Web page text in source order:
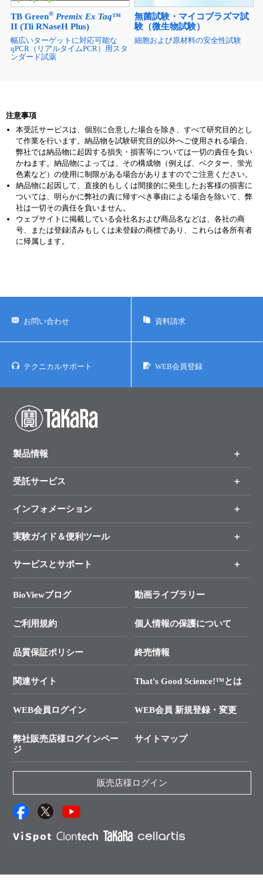
TB Green® Premix Ex Taq™
II (Tli RNaseH Plus)
幅広いターゲットに対応可能な
qPCR（リアルタイムPCR）用スタ
ンダード試薬
無菌試験・マイコプラズマ試
験（微生物試験）
細胞および原材料の安全性試験
注意事項
本受託サービスは、個別に合意した場合を除き、すべて研究目的とし
て作業を行います。納品物を試験研究目的以外へご使用される場合、
弊社では納品物に起因する損失・損害等については一切の責任を負い
かねます。納品物によっては、その構成物（例えば、ベクター、蛍光
色素など）の使用に制限がある場合がありますのでご注意ください。
納品物に起因して、直接的もしくは間接的に発生したお客様の損害に
ついては、明らかに弊社の責に帰すべき事由による場合を除いて、弊
社は一切その責任を負いません。
ウェブサイトに掲載している会社名および商品名などは、各社の商
号、または登録済みもしくは未登録の商標であり、これらは各所有者
に帰属します。
お問い合わせ 資料請求
テクニカルサポート WEB会員登録
製品情報
製品一覧
手法から製品を探す
新製品情報
受託サービス
オンライン注文
インフォメーション
キャンペーン
タカラバイオ各種会員募集のお知らせ
終売製品のお知らせ
価格改定のご案内
技術セミナーのご案内
タカラバイオ発表文献
実験ガイド＆便利ツール
リアルタイムPCR実験のススメ
幹細胞・再生医療研究ガイド
クローニング実験ガイド
SMARTer NGSポータルサイト
プライマー設計
制限酵素切断サイトの検索
ユーザーズボイス集
抗体検索サイト
サービスとサポート
総合お問い合わせ
├ 実験コンシェルジュ
├ 受託サービスお問い合わせ
資料請求 機器関連
資料請求 受託関連
資料請求 核酸抽出・精製カタログ
サンプル請求一覧
プロトコール集
BioViewブログ 動画ライブラリー
ご利用規約 個人情報の保護について
品質保証ポリシー 終売情報
関連サイト That's Good Science!™とは
WEB会員ログイン WEB会員 新規登録・変更
弊社販売店様ログインペー
ジ
サイトマップ
販売店様ログイン